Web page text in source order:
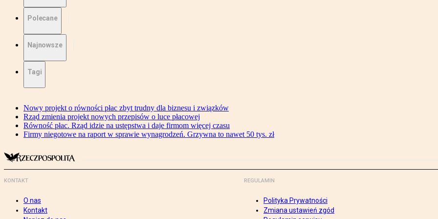
Polecane
Najnowsze
Tagi
Nowy projekt o równości płac zbyt trudny dla biznesu i związków
Rząd zmienia projekt nowych przepisów o luce płacowej
Równość płac. Rząd idzie na ustępstwa i daje firmom więcej czasu
Firmy niegotowe na raport w sprawie wynagrodzeń. Grzywna to nawet 50 tys. zł
KONTAKT
O nas
Kontakt
REGULAMIN
Polityka Prywatności
Zmiana ustawień zgód